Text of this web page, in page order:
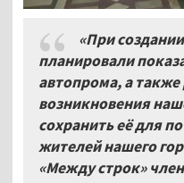
«При
планировали
автопрома, а также
возникновения
сохранить её для
жителей нашего
«Между строк»